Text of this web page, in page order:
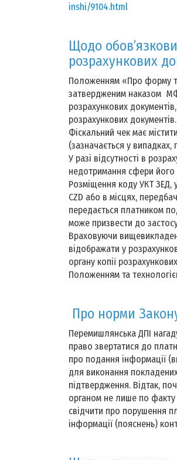
inshi/9104.html
Щодо
розрахункових
Положенням «Про форму
затвердженим наказом
розрахункових
розрахункових документів.
Фіскальний чек має
(зазначається у
У разі відсутності в
недотримання сфери його
Розміщення коду УКТ ЗЕД,
CZD або в місцях,
передається платником
може призвести до
Враховуючи
відображати у
органу копії
Положенням та
Про норми
Перемишлянська ДПІ
право звертатися до
про подання інформації
для виконання
підтвердження. Відтак,
органом не лише по
свідчити про порушення
інформації (пояснень)